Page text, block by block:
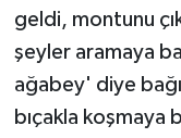
geldi, montunu
şeyler aramaya
ağabey' diye
bıçakla koşmaya